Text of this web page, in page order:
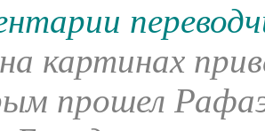
картинах
прошел